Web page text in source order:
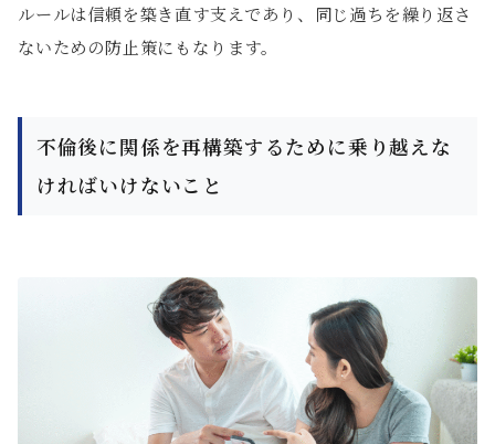
ルールは信頼を築き直す支えであり、同じ過ちを繰り返さ
ないための防止策にもなります。
不倫後に関係を再構築するために乗り越えな
ければいけないこと